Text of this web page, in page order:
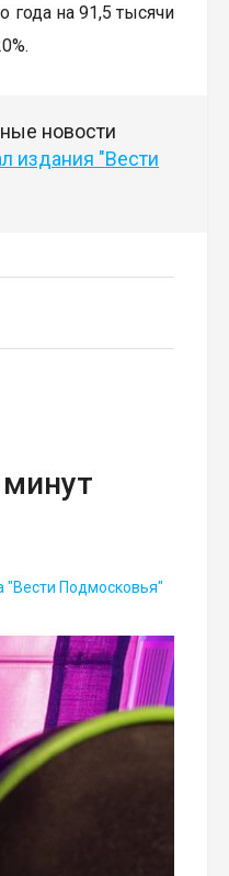
года на 91,5 тысячи
новости
издания "Вести
"Вести Подмосковья"